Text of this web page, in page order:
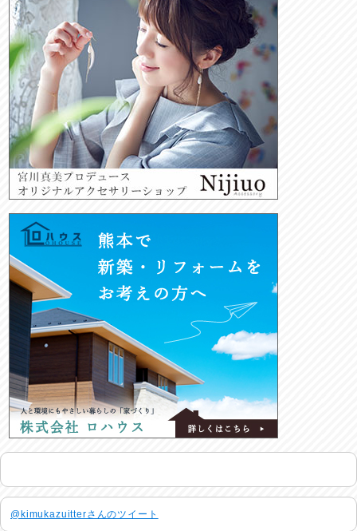
@kimukazuitterさんのツイート